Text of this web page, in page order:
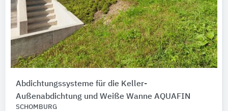
Abdichtungssysteme für die Keller-
Außenabdichtung und Weiße Wanne AQUAFIN
SCHOMBURG